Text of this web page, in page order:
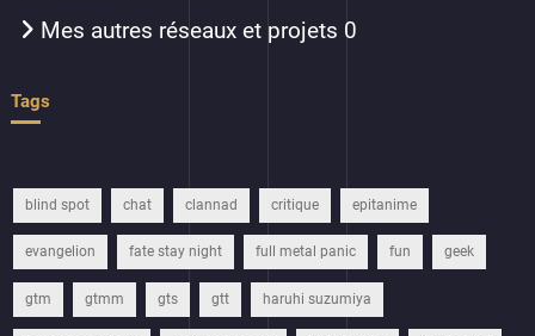
Mes autres réseaux et projets 0
Tags
blind spot chat clannad critique epitanime
evangelion fate stay night full metal panic fun geek
gtm gtmm gts gtt haruhi suzumiya